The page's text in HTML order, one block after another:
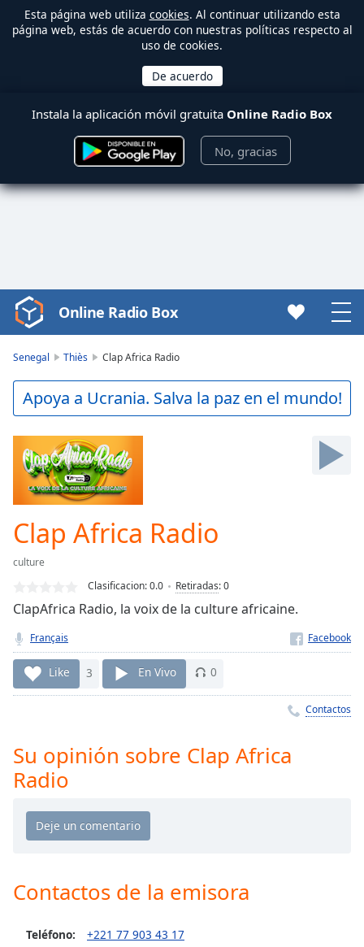
Esta página web utiliza cookies. Al continuar utilizando esta
página web, estás de acuerdo con nuestras políticas respecto al
uso de cookies.
Instala la aplicación móvil gratuita Online Radio Box
No, gracias
Video
Player
Play
Video
Backward
Skip
Forward
Mute
Current
Time 0:00
0.00%
TypeLIVE
Seek to
live,
currently
Time -
Playback
Rate
Chapters
Descriptions
Online Radio Box
Senegal Thiès Clap Africa Radio
Apoya a Ucrania. Salva la paz en el mundo!
Clap Africa Radio
culture
Clasificacion:0.0 Retiradas:0
ClapAfrica Radio, la voix de la culture africaine.
Français
Like 3 En Vivo 0
Contactos
Su opinión sobre Clap Africa
Radio
Contactos de la emisora
Teléfono:
+221 77 903 43 17